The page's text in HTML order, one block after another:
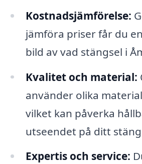
Kostnadsjämförelse:
jämföra priser får du
bild av vad stängsel i
Kvalitet och material:
använder olika
vilket kan påverka
utseendet på ditt
Expertis och service: